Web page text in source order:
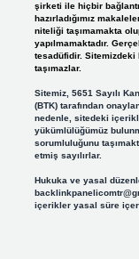
şirketi ile hiçbir
hazırladığımız
niteliği taşımamakta
yapılmamaktadır.
tesadüfidir.
taşımazlar.
Sitemiz, 5651 Sayılı
(BTK) tarafından
nedenle, sitedeki
yükümlülüğümüz
sorumluluğunu
etmiş sayılırlar.
Hukuka ve yasal
içerikler yasal süre